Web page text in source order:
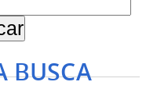
BUSCA